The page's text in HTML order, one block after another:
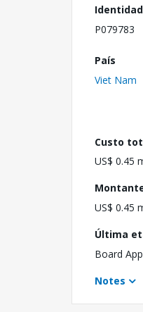
P079783
País
Viet Nam
Custo
US$ 0.45
US$ 0.45
Última
Board
Notes